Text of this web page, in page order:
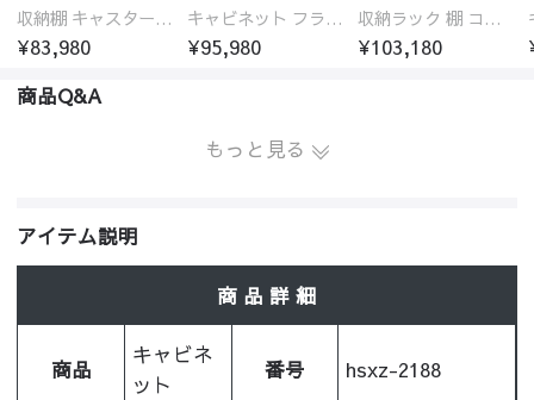
収納棚 キャスター付き おしゃれ 省スペース 多機能 モールガラス扉 無垢材 収納 ラック つげ材 ブラウン リビング
¥83,980
キャビネット フラップ扉 引き出し ガラス扉 無垢材 収納 ブラウン 大容量 チェスト 3段 収納棚デスクサイド
¥95,980
収納ラック 棚 コーナーラック ラック 玄関 本棚 角置き 木製 北欧 ディスプレイラック シンプル おしゃれ
¥103,180
商品Q&A
もっと見る
アイテム説明
商 品 詳 細
商品
キャビネ
ット
番号 hsxz-2188